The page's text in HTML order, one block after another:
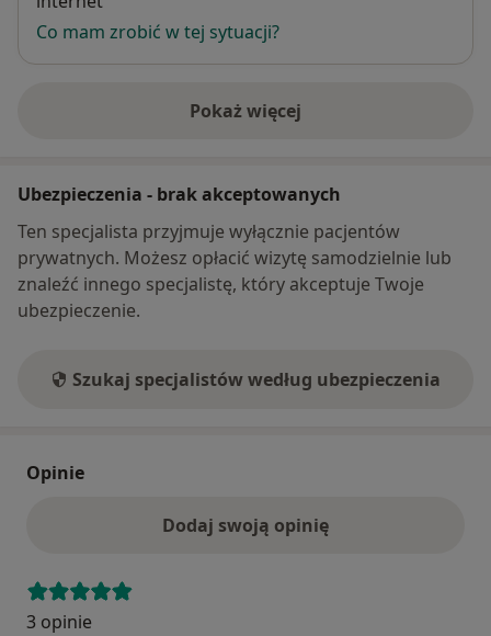
W mojej pracy opieram się na wiedzy wynikającej z
podejściu do każdej osoby, dostosowując metody
Pracuję głównie z osobami dorosłymi i młodzieżą.
Udzielam pomocy psychologicznej z wykorzystaniem
metod terapii poznawczo-behawioralnej.
Swoją pracę poddaję regularnej superwizji.
Co mam zrobić w tej sytuacji?
Pokaż więcej
o adresie
Ubezpieczenia - brak akceptowanych
Ten specjalista przyjmuje wyłącznie pacjentów
prywatnych. Możesz opłacić wizytę samodzielnie lub
znaleźć innego specjalistę, który akceptuje Twoje
ubezpieczenie.
Szukaj specjalistów według ubezpieczenia
Opinie
Dodaj swoją opinię
3 opinie